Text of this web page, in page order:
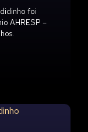
foi
AHRESP –